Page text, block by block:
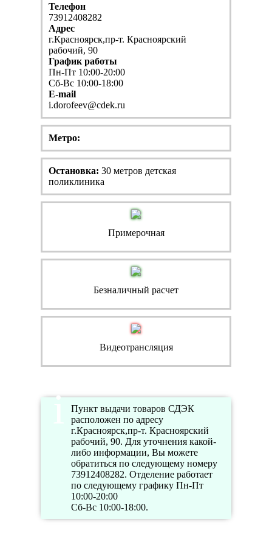
Телефон
73912408282
Адрес
г.Красноярск,пр-т. Красноярский
рабочий, 90
График работы
Пн-Пт 10:00-20:00
Сб-Вс 10:00-18:00
E-mail
i.dorofeev@cdek.ru
Метро:
Остановка: 30 метров детская
поликлиника
Примерочная
Безналичный расчет
Видеотрансляция
Пункт выдачи товаров СДЭК
расположен по адресу
г.Красноярск,пр-т. Красноярский
рабочий, 90. Для уточнения какой-
либо информации, Вы можете
обратиться по следующему номеру
73912408282. Отделение работает
по следующему графику Пн-Пт
10:00-20:00
Сб-Вс 10:00-18:00.